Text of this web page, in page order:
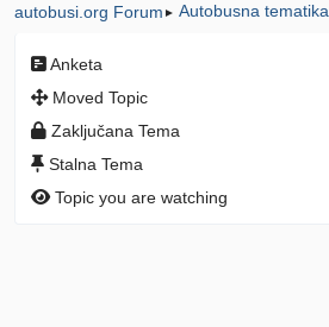
autobusi.org Forum ► Autobusna tematika
Anketa
Moved Topic
Zaključana Tema
Stalna Tema
Topic you are watching